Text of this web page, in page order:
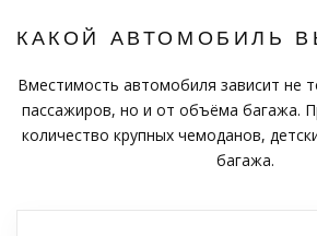
КАКОЙ АВТОМОБИЛЬ
Вместимость автомобиля зависит не
пассажиров, но и от объёма багажа.
количество крупных чемоданов,
багажа.